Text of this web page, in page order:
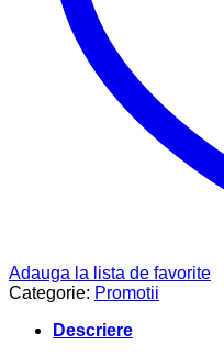
Adauga la lista de favorite
Categorie: Promotii
Descriere